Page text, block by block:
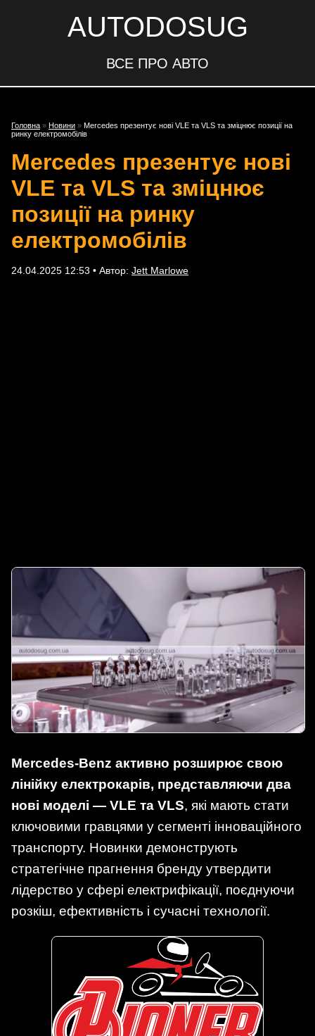
AUTODOSUG
ВСЕ ПРО АВТО
Головна » Новини » Mercedes презентує нові VLE та VLS та зміцнює позиції на
ринку електромобілів
Mercedes презентує нові
VLE та VLS та зміцнює
позиції на ринку
електромобілів
24.04.2025 12:53 • Автор: Jett Marlowe
Mercedes-Benz активно розширює свою
лінійку електрокарів, представляючи два
нові моделі — VLE та VLS, які мають стати
ключовими гравцями у сегменті інноваційного
транспорту. Новинки демонструють
стратегічне прагнення бренду утвердити
лідерство у сфері електрифікації, поєднуючи
розкіш, ефективність і сучасні технології.